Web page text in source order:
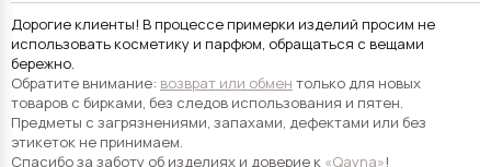
Дорогие клиенты! В процессе примерки изделий просим не
использовать косметику и парфюм, обращаться с вещами
бережно.
Обратите внимание: возврат или обмен только для новых
товаров с бирками, без следов использования и пятен.
Предметы с загрязнениями, запахами, дефектами или без
этикеток не принимаем.
Спасибо за заботу об изделиях и доверие к «Qayna»!